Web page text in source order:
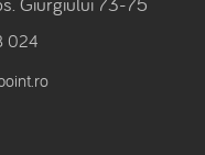
024